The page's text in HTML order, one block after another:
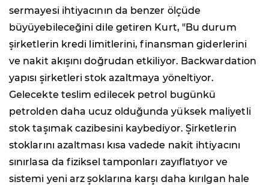
sermayesi ihtiyacının da benzer ölçüde
büyüyebileceğini dile getiren Kurt, "Bu durum
şirketlerin kredi limitlerini, finansman giderlerini
ve nakit akışını doğrudan etkiliyor. Backwardation
yapısı şirketleri stok azaltmaya yöneltiyor.
Gelecekte teslim edilecek petrol bugünkü
petrolden daha ucuz olduğunda yüksek maliyetli
stok taşımak cazibesini kaybediyor. Şirketlerin
stoklarını azaltması kısa vadede nakit ihtiyacını
sınırlasa da fiziksel tamponları zayıflatıyor ve
sistemi yeni arz şoklarına karşı daha kırılgan hale